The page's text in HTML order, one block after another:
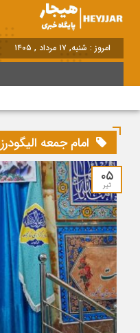
برابر با : Saturday - 8 August - 2026
امام جمعه الیگودرز
۰۵
تیر